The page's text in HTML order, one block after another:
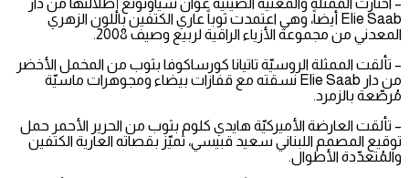
– اختارت الممثلة والمغنية الصينيّة غوان شياوتونغ إطلالتها من دار
Elie Saab أيضاً، وهي اعتمدت ثوباً عاري الكتفين باللون الزهري
المعدني من مجموعة الأزياء الراقية لربيع وصيف 2008.
– تألقت الممثلة الروسيّة تاتيانا كورساكوفا بثوب من المخمل الأخضر
من دار Elie Saab نسقته مع قفازات بيضاء ومجوهرات ماسيّة
مُرصّعة بالزمرد.
– تألقت العارضة الأميركيّة هايدي كلوم بثوب من الحرير الأحمر حمل
توقيع المصمم اللبناني سعيد قبيسي، تميّز بقصاته العارية الكتفين
والمُتعدّدة الأطوال.